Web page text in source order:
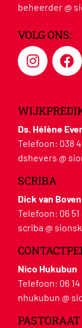
beheerder @
VOLG ONS:
Ds. Hélène
Telefoon: 038
dshevers @
SCRIBA
Dick van Boven
Telefoon: 06
scriba @
Nico Hukubun
Telefoon: 06
nhukubun @
PASTORAAT